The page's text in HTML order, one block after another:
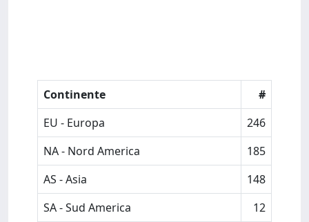
Continente
#
EU - Europa
246
NA - Nord America
185
AS - Asia
148
SA - Sud America
12